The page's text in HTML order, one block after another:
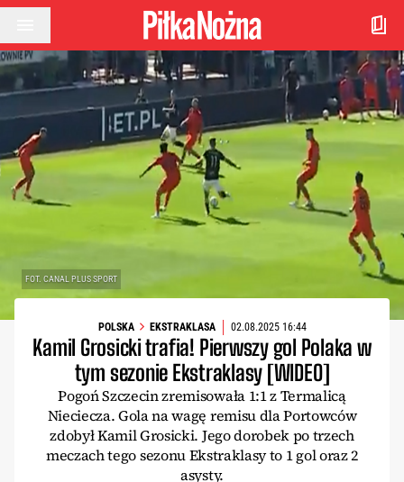
Przejdź do treści
FOT. CANAL PLUS SPORT
POLSKA EKSTRAKLASA 02.08.2025 16:44
Kamil Grosicki trafia! Pierwszy gol Polaka w
tym sezonie Ekstraklasy [WIDEO]
Pogoń Szczecin zremisowała 1:1 z Termalicą
Nieciecza. Gola na wagę remisu dla Portowców
zdobył Kamil Grosicki. Jego dorobek po trzech
meczach tego sezonu Ekstraklasy to 1 gol oraz 2
asysty.